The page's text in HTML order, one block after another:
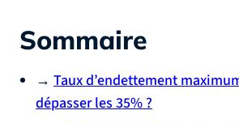
Sommaire
→ Taux d’endettement
dépasser les 35% ?